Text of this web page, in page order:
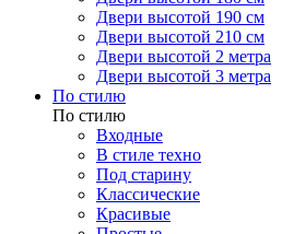
Двери высотой 190 см
Двери высотой 210 см
Двери высотой 2 метра
Двери высотой 3 метра
По стилю
По стилю
Входные
В стиле техно
Под старину
Классические
Красивые